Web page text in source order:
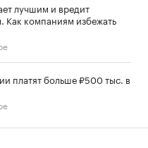
лучшим и вредит
Как компаниям избежать
платят больше ₽500 тыс. в